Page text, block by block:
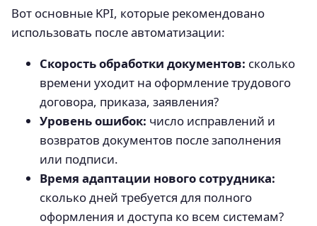
Вот основные KPI, которые рекомендовано
использовать после автоматизации:
Скорость обработки документов: сколько
времени уходит на оформление трудового
договора, приказа, заявления?
Уровень ошибок: число исправлений и
возвратов документов после заполнения
или подписи.
Время адаптации нового сотрудника:
сколько дней требуется для полного
оформления и доступа ко всем системам?